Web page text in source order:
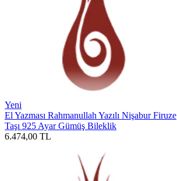
Yeni
El Yazması Rahmanullah Yazılı Nişabur Firuze
Taşı 925 Ayar Gümüş Bileklik
6.474,00 TL